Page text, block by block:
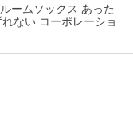
ームソックス あった
ない コーポレーショ